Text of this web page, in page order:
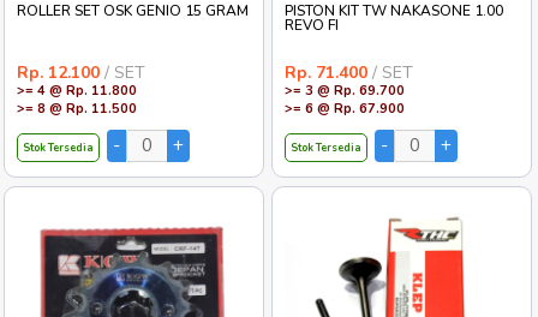
ROLLER SET OSK GENIO 15 GRAM
Rp. 12.100 / SET
>= 4 @ Rp. 11.800
>= 8 @ Rp. 11.500
Stok Tersedia
PISTON KIT TW NAKASONE 1.00
REVO FI
Rp. 71.400 / SET
>= 3 @ Rp. 69.700
>= 6 @ Rp. 67.900
Stok Tersedia